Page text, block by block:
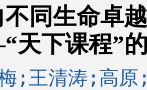
同生命卓
下课程”
;王清涛;高